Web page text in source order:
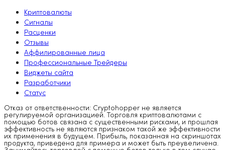
Криптовалюты
Сигналы
Расценки
Отзывы
Аффилированные лица
Профессиональные Трейдеры
Виджеты сайта
Разработчики
Статус
Отказ от ответственности: Cryptohopper не является
регулируемой организацией. Торговля криптовалютами с
помощью ботов связана с существенными рисками, и прошлая
эффективность не являются признаком такой же эффективности
их применения в будущем. Прибыль, показанная на скриншотах
продукта, приведена для примера и может быть преувеличена.